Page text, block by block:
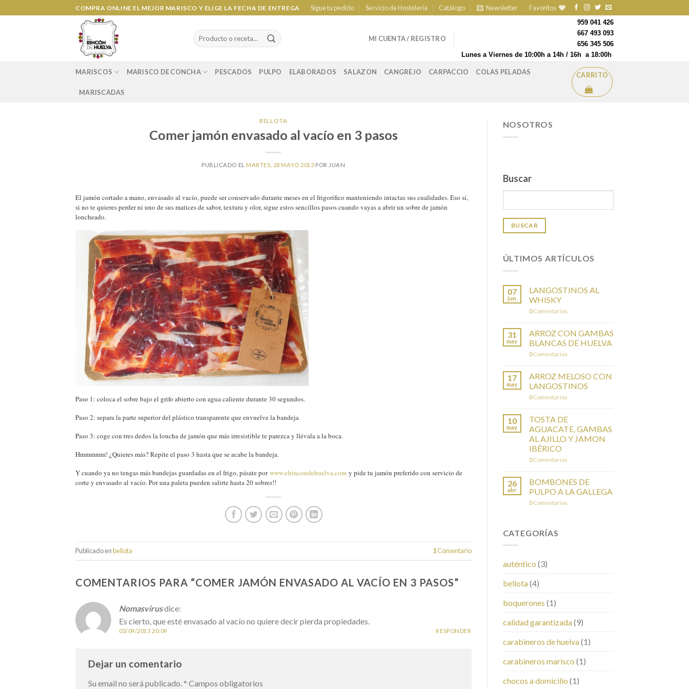
al
COMPRA ONLINE EL MEJOR MARISCO Y ELIGE LA FECHA DE ENTREGA Sigue tu pedido Servicio de Hostelería Catálogo Newsletter Favoritos
Search
for:
MI CUENTA / REGISTRO
959 041 426
667 493 093
656 345 506
Lunes a Viernes de 10:00h a 14h / 16h a 18:00h
MARISCOS MARISCO DE CONCHA PESCADOS PULPO ELABORADOS SALAZON CANGREJO CARPACCIO COLAS PELADAS
MARISCADAS
CARRITO
BELLOTA
Comer jamón envasado al vacío en 3 pasos
PUBLICADO EL MARTES, 28 MAYO 2013 POR JUAN
El jamón cortado a mano, envasado al vacío, puede ser conservado durante meses en el frigorífico manteniendo intactas sus cualidades. Eso sí,
si no te quieres perder ni uno de sus matices de sabor, textura y olor, sigue estos sencillos pasos cuando vayas a abrir un sobre de jamón
loncheado.
Paso 1: coloca el sobre bajo el grifo abierto con agua caliente durante 30 segundos.
Paso 2: separa la parte superior del plástico transparente que envuelve la bandeja
Paso 3: coge con tres dedos la loncha de jamón que más irresistible te parezca y llévala a la boca.
Hmmmmm! ¿Quieres más? Repite el paso 3 hasta que se acabe la bandeja.
Y cuando ya no tengas más bandejas guardadas en el frigo, pásate porwww.elrincondehuelva.com y pide tu jamón preferido con servicio de
corte y envasado al vacío. Por una paleta pueden salirte hasta 20 sobres!!
Publicado enbellota 1Comentario
COMENTARIOS PARA “COMER JAMÓN ENVASADO AL VACÍO EN 3 PASOS”
Nomasvirusdice:
Es cierto, que esté envasado al vacío no quiere decir pierda propiedades.
03/09/2013 20:09 RESPONDER
Dejar un comentario
Su email no será publicado. * Campos obligatorios
NOSOTROS
Buscar
BUSCAR
ÚLTIMOS ARTÍCULOS
07
jun
LANGOSTINOS AL
WHISKY
0Comentarios
31
may
ARROZ CON GAMBAS
BLANCAS DE HUELVA
0Comentarios
17
may
ARROZ MELOSO CON
LANGOSTINOS
0Comentarios
10
may
TOSTA DE
AGUACATE, GAMBAS
AL AJILLO Y JAMON
IBÉRICO
0Comentarios
26
abr
BOMBONES DE
PULPO A LA GALLEGA
0Comentarios
CATEGORÍAS
auténtico (3)
bellota(4)
boquerones (1)
calidad garantizada(9)
carabineros de huelva(1)
carabineros marisco (1)
chocos a domicilio (1)